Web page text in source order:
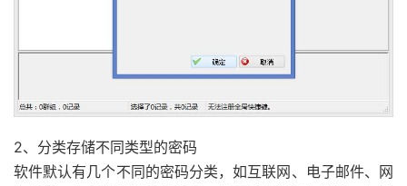
2、分类存储不同类型的密码
软件默认有几个不同的密码分类，如互联网、电子邮件、网